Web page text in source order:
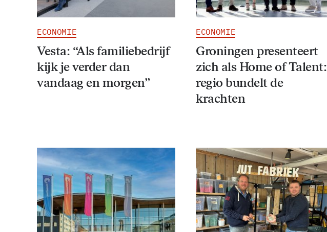
ECONOMIE
Vesta: “Als familiebedrijf
kijk je verder dan
vandaag en morgen”
ECONOMIE
Groningen presenteert
zich als Home of Talent:
regio bundelt de
krachten